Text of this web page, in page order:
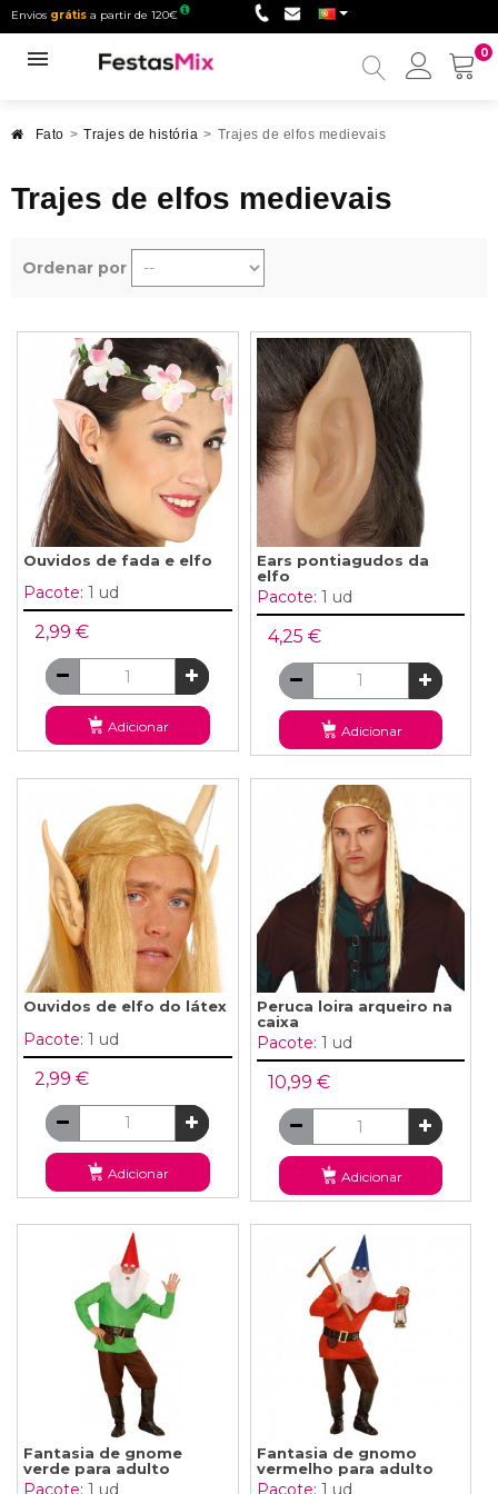
Envios grátis a partir de 120€
0
Minha
Fato > Trajes de história > Trajes de elfos medievais
Trajes de elfos medievais
Ordenar por
Ouvidos de fada e elfo
Pacote: 1 ud
2,99 €
Adicionar
Ears pontiagudos da
elfo
Pacote: 1 ud
4,25 €
Adicionar
Ouvidos de elfo do látex
Pacote: 1 ud
2,99 €
Adicionar
Peruca loira arqueiro na
caixa
Pacote: 1 ud
10,99 €
Adicionar
Fantasia de gnome
verde para adulto
Pacote: 1 ud
Fantasia de gnomo
vermelho para adulto
Pacote: 1 ud